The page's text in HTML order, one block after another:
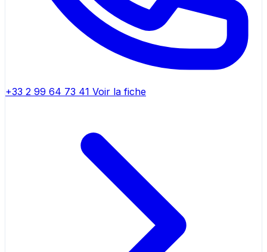
+33 2 99 64 73 41 Voir la fiche